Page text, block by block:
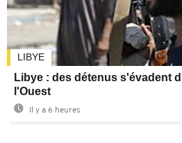
LIBYE
Libye : des détenus s'évadent
l'Ouest
Il y a 6 heures